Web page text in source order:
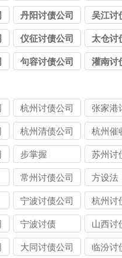
丹阳讨债公司 吴江讨
仪征讨债公司 太仓讨
句容讨债公司 灌南讨
杭州讨债公司
张家港
司
杭州清债公司 杭州催
步掌握 苏州讨
常州讨债公司 方设法
宁波讨债公司 杭州讨
宁波讨债 山西讨
大同讨债公司 临汾讨